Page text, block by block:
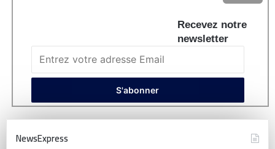
Recevez notre
newsletter
NewsExpress